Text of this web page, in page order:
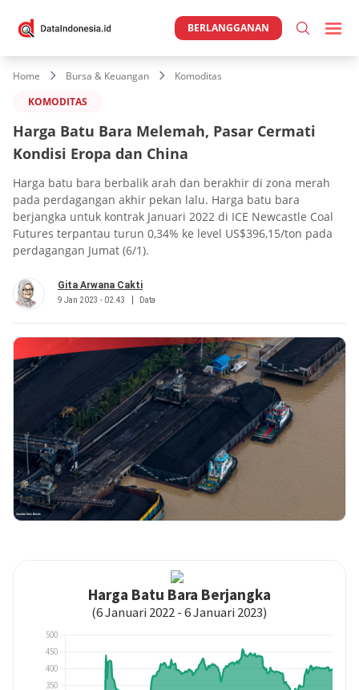
BERLANGGANAN
Home Bursa & Keuangan
Komoditas
KOMODITAS
Harga Batu Bara Melemah, Pasar Cermati
Kondisi Eropa dan China
Harga batu bara berbalik arah dan berakhir di zona merah
pada perdagangan akhir pekan lalu. Harga batu bara
berjangka untuk kontrak Januari 2022 di ICE Newcastle Coal
Futures terpantau turun 0,34% ke level US$396,15/ton pada
perdagangan Jumat (6/1).
Gita Arwana Cakti
9 Jan 2023 - 02.43 Data